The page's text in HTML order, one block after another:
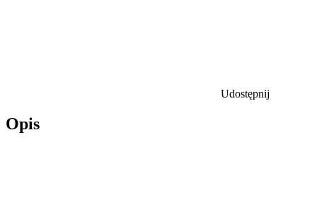
Udostępnij
Opis